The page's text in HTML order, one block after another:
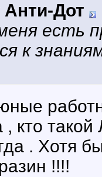
Анти-Дот
есть
к
, кто
. Хотя
!!!!